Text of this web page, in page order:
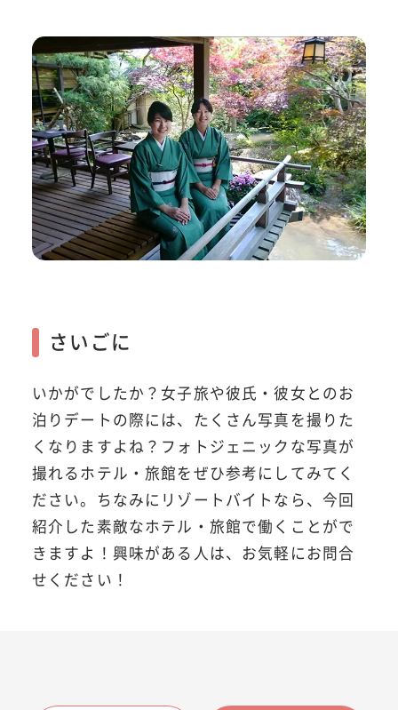
さいごに
いかがでしたか？女子旅や彼氏・彼女とのお
泊りデートの際には、たくさん写真を撮りた
くなりますよね？フォトジェニックな写真が
撮れるホテル・旅館をぜひ参考にしてみてく
ださい。ちなみにリゾートバイトなら、今回
紹介した素敵なホテル・旅館で働くことがで
きますよ！興味がある人は、お気軽にお問合
せください！